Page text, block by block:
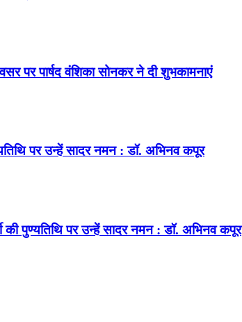
पर पार्षद वंशिका सोनकर ने दी शुभकामनाएं
पर उन्हें सादर नमन : डॉ. अभिनव कपूर
की पुण्यतिथि पर उन्हें सादर नमन : डॉ. अभिनव कपूर